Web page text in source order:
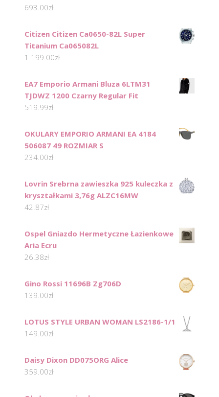
693.00zł
Citizen Citizen Ca0650-82L Super
Titanium Ca065082L
1 199.00zł
EA7 Emporio Armani Bluza 6LTM31
TJDWZ 1200 Czarny Regular Fit
519.99zł
OKULARY EMPORIO ARMANI EA 4184
506087 49 ROZMIAR S
234.00zł
Lovrin Srebrna zawieszka 925 kuleczka z
kryształkami 3,76g ALZC16MW
42.87zł
Ospel Gniazdo Hermetyczne Łazienkowe
Aria Ecru
26.38zł
Gino Rossi 11696B Zg706D
139.00zł
LOTUS STYLE URBAN WOMAN LS2186-1/1
149.00zł
Daisy Dixon DD075ORG Alice
359.00zł